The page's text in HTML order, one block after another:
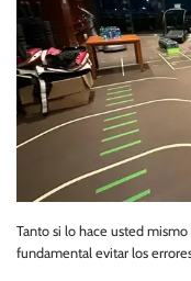
Tanto si lo hace usted
fundamental evitar los